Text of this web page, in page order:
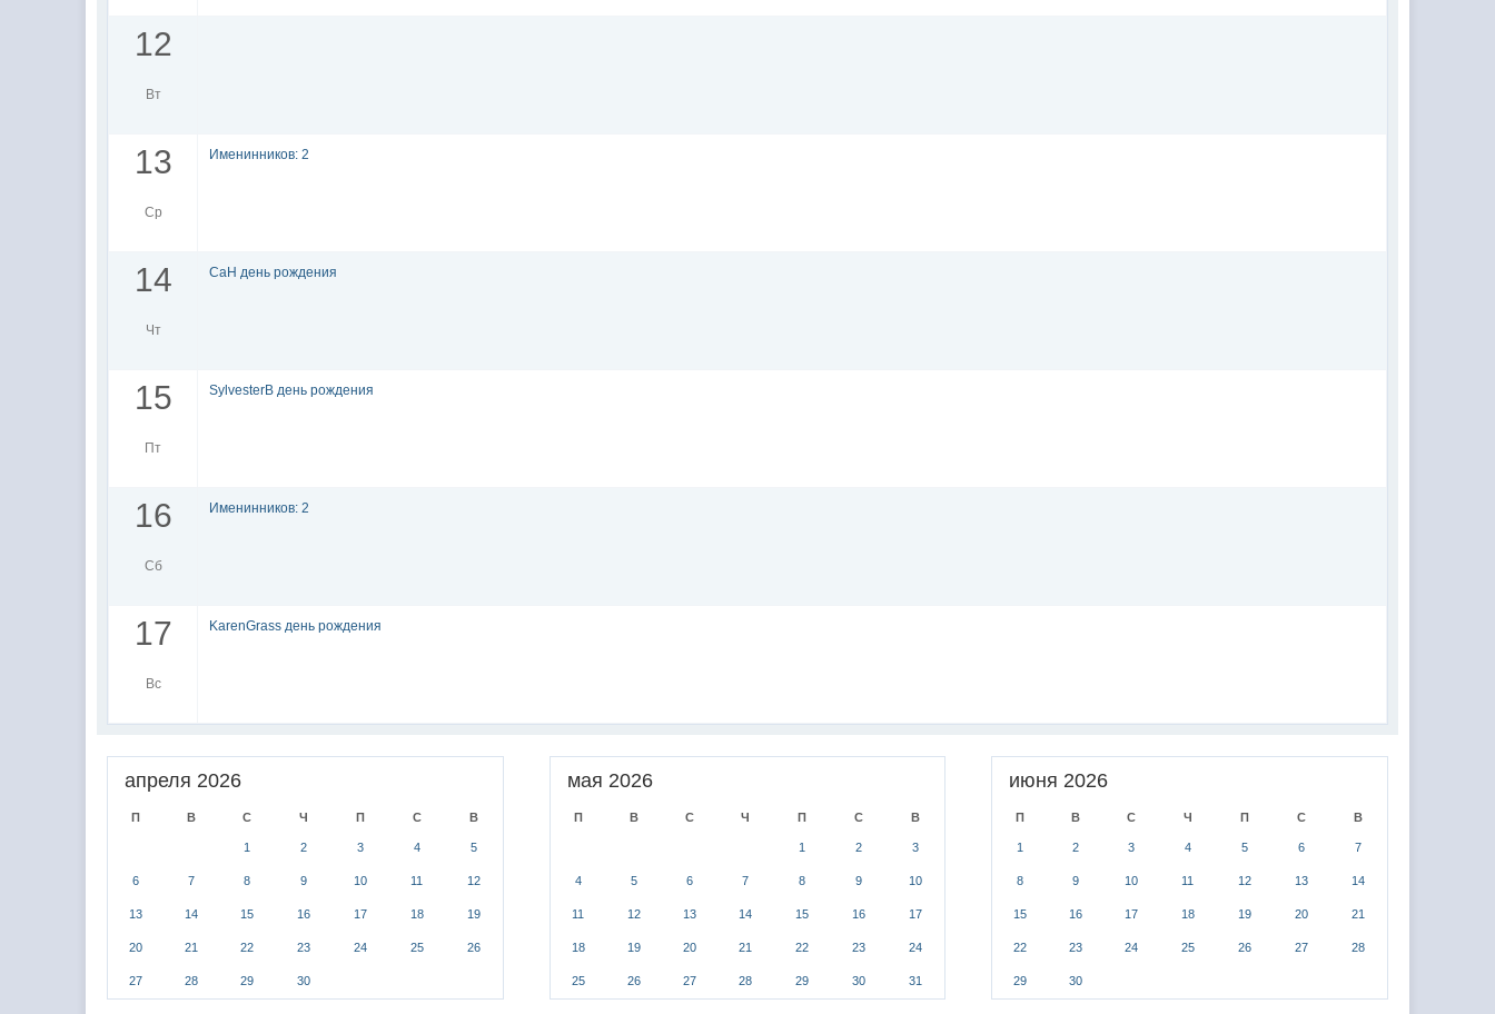
12
Вт
13
Ср
Именинников: 2
14
Чт
СаН день рождения
15
Пт
SylvesterB день рождения
16
Сб
Именинников: 2
17
Вс
KarenGrass день рождения
апреля 2026
П В С Ч П С В
1 2 3 4 5
6 7 8 9 10 11 12
13 14 15 16 17 18 19
20 21 22 23 24 25 26
27 28 29 30
мая 2026
П В С Ч П С В
1 2 3
4 5 6 7 8 9 10
11 12 13 14 15 16 17
18 19 20 21 22 23 24
25 26 27 28 29 30 31
июня 2026
П В С Ч П С В
1 2 3 4 5 6 7
8 9 10 11 12 13 14
15 16 17 18 19 20 21
22 23 24 25 26 27 28
29 30